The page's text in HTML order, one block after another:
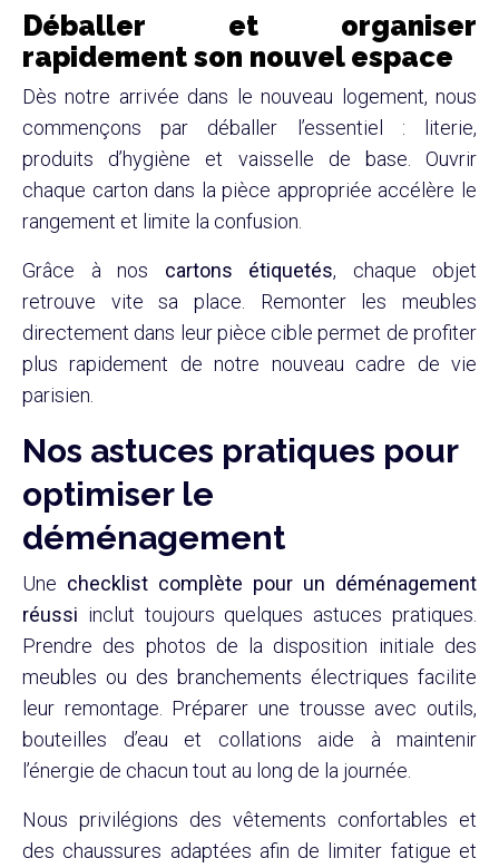
Déballer et organiser
rapidement son nouvel espace
Dès notre arrivée dans le nouveau logement, nous
commençons par déballer l’essentiel : literie,
produits d’hygiène et vaisselle de base. Ouvrir
chaque carton dans la pièce appropriée accélère le
rangement et limite la confusion.
Grâce à nos cartons étiquetés, chaque objet
retrouve vite sa place. Remonter les meubles
directement dans leur pièce cible permet de profiter
plus rapidement de notre nouveau cadre de vie
parisien.
Nos astuces pratiques pour
optimiser le
déménagement
Une checklist complète pour un déménagement
réussi inclut toujours quelques astuces pratiques.
Prendre des photos de la disposition initiale des
meubles ou des branchements électriques facilite
leur remontage. Préparer une trousse avec outils,
bouteilles d’eau et collations aide à maintenir
l’énergie de chacun tout au long de la journée.
Nous privilégions des vêtements confortables et
des chaussures adaptées afin de limiter fatigue et